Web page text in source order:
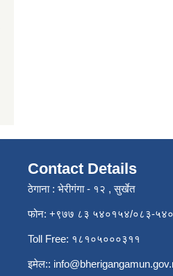
Contact Details
ठेगाना : भेरीगंगा - १२ , सुर्खेत
फोन: +९७७ ८३ ५४०१५४/०८३-
Toll Free: १८१०५०००३११
इमेल::